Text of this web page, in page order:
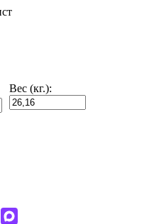
Вес (кг.):